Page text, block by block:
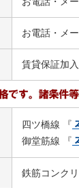
お電話・メ
賃貸保証加
四ツ橋線 『
御堂筋線 『
鉄筋コンク